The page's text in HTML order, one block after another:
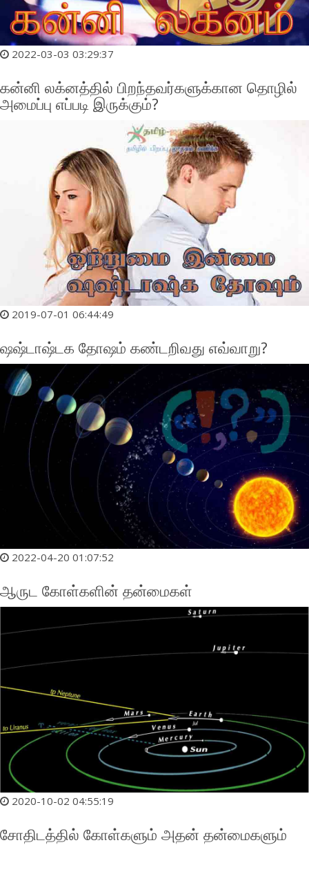
2022-03-03 03:29:37
கன்னி லக்னத்தில் பிறந்தவர்களுக்கான தொழில்
அமைப்பு எப்படி இருக்கும்?
2019-07-01 06:44:49
ஷஷ்டாஷ்டக தோஷம் கண்டறிவது எவ்வாறு?
2022-04-20 01:07:52
ஆருட கோள்களின் தன்மைகள்
2020-10-02 04:55:19
சோதிடத்தில் கோள்களும் அதன் தன்மைகளும்